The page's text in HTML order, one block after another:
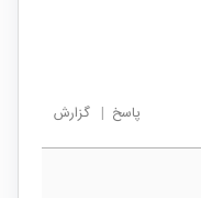
پاسخ | گزارش